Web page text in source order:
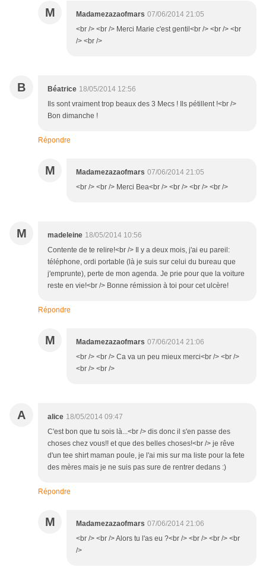
M Madamezazaofmars 07/06/2014 21:05
<br /> <br /> Merci Marie c'est gentil<br /> <br /> <br
/> <br />
B Béatrice 18/05/2014 12:56
Ils sont vraiment trop beaux des 3 Mecs ! Ils pétillent !<br />
Bon dimanche !
Répondre
M Madamezazaofmars 07/06/2014 21:05
<br /> <br /> Merci Bea<br /> <br /> <br /> <br />
M madeleine 18/05/2014 10:56
Contente de te relire!<br /> Il y a deux mois, j'ai eu pareil:
téléphone, ordi portable (là je suis sur celui du bureau que
j'emprunte), perte de mon agenda. Je prie pour que la voiture
reste en vie!<br /> Bonne rémission à toi pour cet ulcère!
Répondre
M Madamezazaofmars 07/06/2014 21:06
<br /> <br /> Ca va un peu mieux merci<br /> <br />
<br /> <br />
A alice 18/05/2014 09:47
C'est bon que tu sois là...<br /> dis donc il s'en passe des
choses chez vous!! et que des belles choses!<br /> je rêve
d'un tee shirt maman poule, je l'ai mis sur ma liste pour la fete
des mères mais je ne suis pas sure de rentrer dedans :)
Répondre
M Madamezazaofmars 07/06/2014 21:06
<br /> <br /> Alors tu l'as eu ?<br /> <br /> <br /> <br
/>